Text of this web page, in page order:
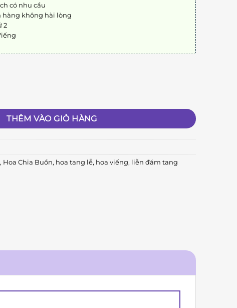
có nhu cầu
hàng không hài lòng
2
THÊM VÀO GIỎ HÀNG
, Hoa Chia Buồn, hoa tang lễ, hoa viếng, liễn đám tang